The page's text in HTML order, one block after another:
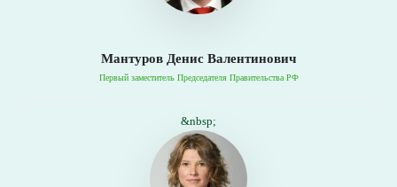
Мантуров Денис Валентинович
Первый заместитель Председателя Правительства РФ
&nbsp;